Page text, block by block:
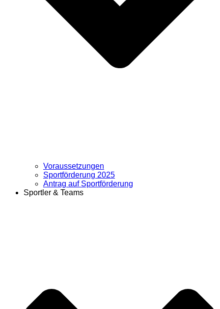
Voraussetzungen
Sportförderung 2025
Antrag auf Sportförderung
Sportler & Teams